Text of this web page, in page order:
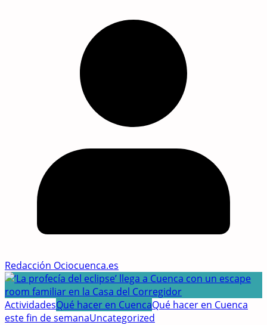
Redacción Ociocuenca.es
ActividadesQué hacer en CuencaQué hacer en Cuenca
este fin de semanaUncategorized